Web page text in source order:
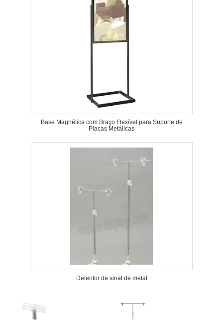
Base Magnética com Braço Flexível para Suporte de
Placas Metálicas
Detentor de sinal de metal